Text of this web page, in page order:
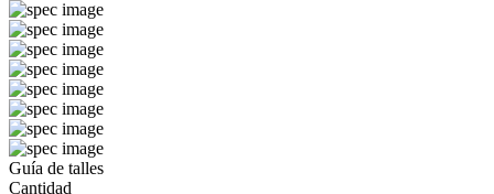
Guía de talles
Cantidad